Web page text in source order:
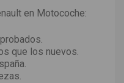
en Motocoche:
que los nuevos.